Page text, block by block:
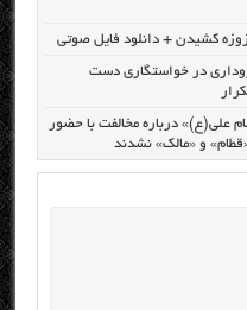
کشیدن + دانلود فایل صوتی
در خواستگاری دست
علی(ع)» درباره مخالفت با حضور
و «مالک» نشدند